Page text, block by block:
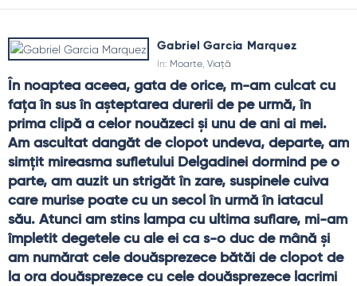
Gabriel Garcia Marquez
In: Moarte, Viață
În noaptea aceea, gata de orice, m-am culcat cu
fața în sus în așteptarea durerii de pe urmă, în
prima clipă a celor nouăzeci și unu de ani ai mei.
Am ascultat dangăt de clopot undeva, departe, am
simțit mireasma sufletului Delgadinei dormind pe o
parte, am auzit un strigăt în zare, suspinele cuiva
care murise poate cu un secol în urmă în iatacul
său. Atunci am stins lampa cu ultima suflare, mi-am
împletit degetele cu ale ei ca s-o duc de mână și
am numărat cele douăsprezece bătăi de clopot de
la ora douăsprezece cu cele douăsprezece lacrimi